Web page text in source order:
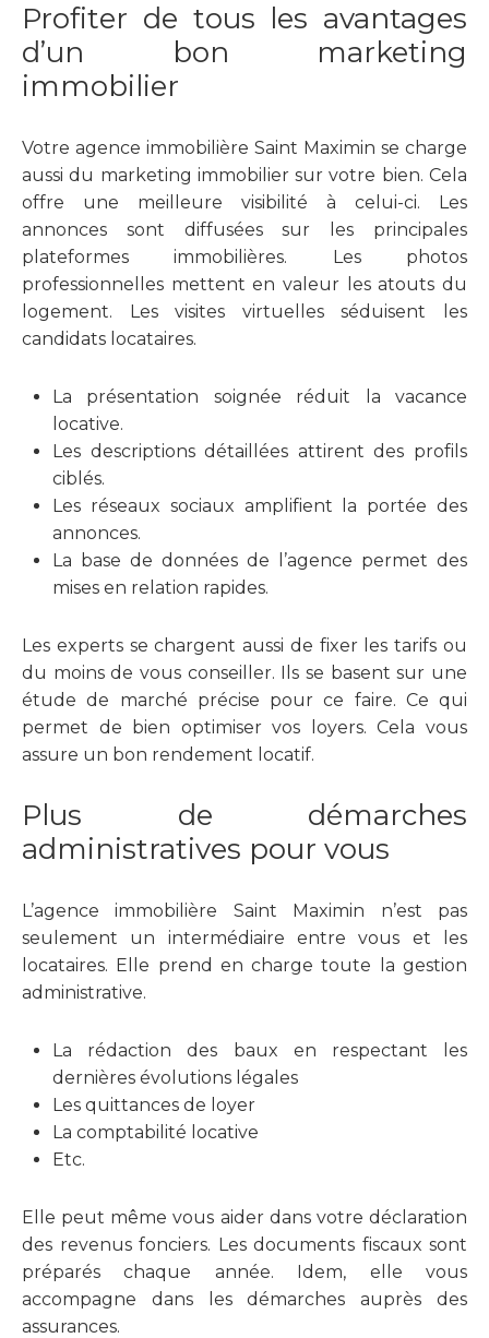
Profiter de tous les avantages
d’un bon marketing
immobilier
Votre agence immobilière Saint Maximin se charge
aussi du marketing immobilier sur votre bien. Cela
offre une meilleure visibilité à celui-ci. Les
annonces sont diffusées sur les principales
plateformes immobilières. Les photos
professionnelles mettent en valeur les atouts du
logement. Les visites virtuelles séduisent les
candidats locataires.
La présentation soignée réduit la vacance
locative.
Les descriptions détaillées attirent des profils
ciblés.
Les réseaux sociaux amplifient la portée des
annonces.
La base de données de l’agence permet des
mises en relation rapides.
Les experts se chargent aussi de fixer les tarifs ou
du moins de vous conseiller. Ils se basent sur une
étude de marché précise pour ce faire. Ce qui
permet de bien optimiser vos loyers. Cela vous
assure un bon rendement locatif.
Plus de démarches
administratives pour vous
L’agence immobilière Saint Maximin n’est pas
seulement un intermédiaire entre vous et les
locataires. Elle prend en charge toute la gestion
administrative.
La rédaction des baux en respectant les
dernières évolutions légales
Les quittances de loyer
La comptabilité locative
Etc.
Elle peut même vous aider dans votre déclaration
des revenus fonciers. Les documents fiscaux sont
préparés chaque année. Idem, elle vous
accompagne dans les démarches auprès des
assurances.